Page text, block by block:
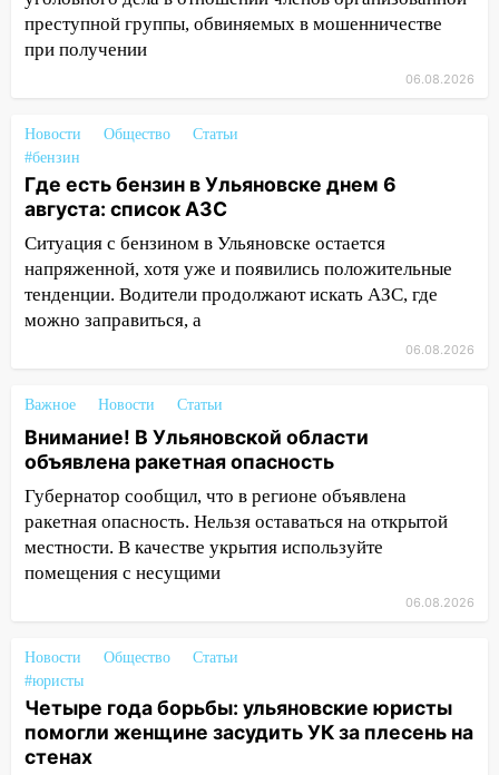
14:01 Инсценировали ДТП и получили
более 4,6 миллиона рублей: перед
13:36 В Инзе произошел крупный пожар
13:00 В суде защитили репутацию
мужчины, которого необоснованно
обвиняли в жестоком обращении с
животными
12:28 Миллион на «льготниках»: в
Ульяновской области перевозчик
12:10
Ульяновский алиментщик накопил
120 тысяч долга
11:49
Снят режим «Ракетная
опасность» на территории Ульяновской
области
11:30 Кабмин РФ разрешил до 1 июля
2027 года импорт, выпуск и обращение
11:12
Соцсети: на Рябикова автомобиль
врезался в забор
10:27 Где есть бензин в Ульяновске
днем 6 августа: список АЗС
преступной группы, обвиняемых в мошенничестве
при получении
06.08.2026
Новости Общество
Статьи
#бензин
Где есть бензин в Ульяновске днем 6
августа: список АЗС
Ситуация с бензином в Ульяновске остается
напряженной, хотя уже и появились положительные
тенденции. Водители продолжают искать АЗС, где
можно заправиться, а
06.08.2026
Важное Новости Статьи
Внимание! В Ульяновской области
объявлена ракетная опасность
Губернатор сообщил, что в регионе объявлена
ракетная опасность. Нельзя оставаться на открытой
местности. В качестве укрытия используйте
помещения с несущими
06.08.2026
Новости Общество
Статьи
#юристы
Четыре года борьбы: ульяновские юристы
помогли женщине засудить УК за плесень на
стенах